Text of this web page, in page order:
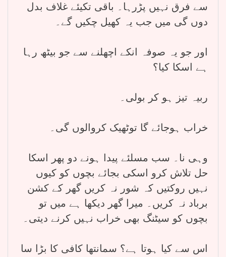
سے فرق نہیں پڑرہا۔ باقی تکیئے غلاف بدل
دوں گی میں جب یہ کھیل چکیں گے۔
اور جو یہ صوفہ انکے اچھلنے سے جو بیٹھ رہا
ہے اسکا کیا؟
ربیہ تیز ہو کر بولی۔
خراب ہوجائے گا توٹھیک کروالوں گی۔
وہی نا۔ سب مسلئے پیدا ہونے دو پھر اسکا
حل تلاش کرو اسکی بجائے بچوں کو کیوں
نہیں روکتیں کہ شور نہ کریں گھر کے کشن
برباد نہ کریں۔ میرا گھر دیکھا ہے میں تو
بچوں کو سیٹنگ بھی خراب نہیں کرنے دیتی۔
اس سے کیا ہوتا ہے؟ سمانتھا کافی کا بڑا سا